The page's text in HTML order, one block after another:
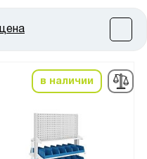
цена
в наличии